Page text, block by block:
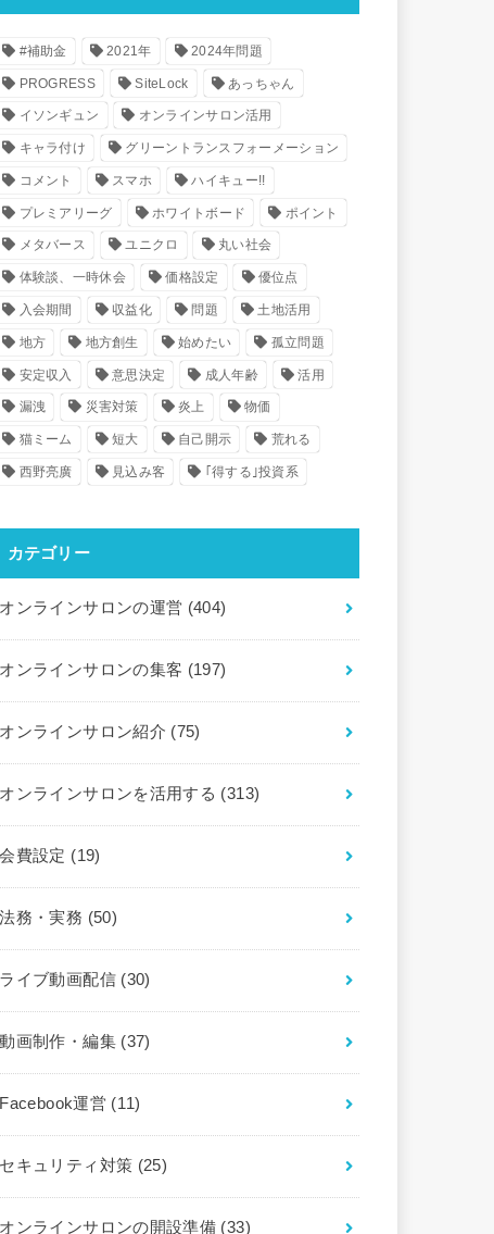
#補助金 2021年 2024年問題
PROGRESS SiteLock あっちゃん
イソンギュン オンラインサロン活用
キャラ付け グリーントランスフォーメーション
コメント スマホ ハイキュー!!
プレミアリーグ ホワイトボード ポイント
メタバース ユニクロ 丸い社会
体験談、一時休会 価格設定 優位点
入会期間 収益化 問題 土地活用
地方 地方創生 始めたい 孤立問題
安定収入 意思決定 成人年齢 活用
漏洩 災害対策 炎上 物価
猫ミーム 短大 自己開示 荒れる
西野亮廣 見込み客 ｢得する｣投資系
カテゴリー
オンラインサロンの運営 (404)
オンラインサロンの集客 (197)
オンラインサロン紹介 (75)
オンラインサロンを活用する (313)
会費設定 (19)
法務・実務 (50)
ライブ動画配信 (30)
動画制作・編集 (37)
Facebook運営 (11)
セキュリティ対策 (25)
オンラインサロンの開設準備 (33)